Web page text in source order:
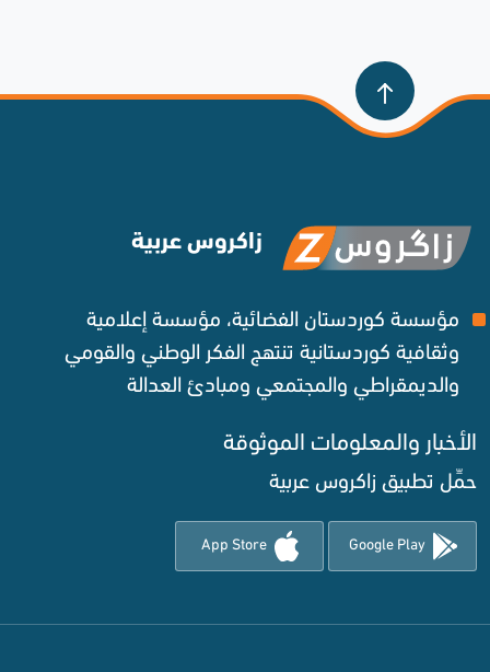
زاكروس عربية
مؤسسة كوردستان الفضائية، مؤسسة إعلامية
وثقافية كوردستانية تنتهج الفكر الوطني والقومي
والديمقراطي والمجتمعي ومبادئ العدالة ‌
الأخبار والمعلومات الموثوقة‌
حمِّل تطبيق زاكروس عربية
Google Play
App Store